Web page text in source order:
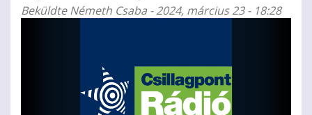
BeküldteNémeth Csaba - 2024, március 23 - 18:28